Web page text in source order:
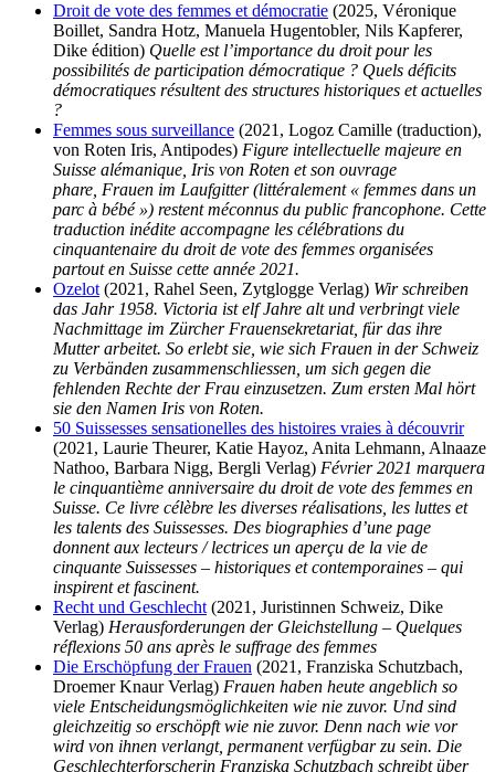
Droit de vote des femmes et démocratie (2025, Véronique
Boillet, Sandra Hotz, Manuela Hugentobler, Nils Kapferer,
Dike édition) Quelle est l’importance du droit pour les
possibilités de participation démocratique ? Quels déficits
démocratiques résultent des structures historiques et actuelles
?
Femmes sous surveillance (2021, Logoz Camille (traduction),
von Roten Iris, Antipodes) Figure intellectuelle majeure en
Suisse alémanique, Iris von Roten et son ouvrage
phare, Frauen im Laufgitter (littéralement « femmes dans un
parc à bébé ») restent méconnus du public francophone. Cette
traduction inédite accompagne les célébrations du
cinquantenaire du droit de vote des femmes organisées
partout en Suisse cette année 2021.
Ozelot (2021, Rahel Seen, Zytglogge Verlag) Wir schreiben
das Jahr 1958. Victoria ist elf Jahre alt und verbringt viele
Nachmittage im Zürcher Frauensekretariat, für das ihre
Mutter arbeitet. So erlebt sie, wie sich Frauen in der Schweiz
zu Verbänden zusammenschliessen, um sich gegen die
fehlenden Rechte der Frau einzusetzen. Zum ersten Mal hört
sie den Namen Iris von Roten.
50 Suissesses sensationelles des histoires vraies à découvrir
(2021, Laurie Theurer, Katie Hayoz, Anita Lehmann, Alnaaze
Nathoo, Barbara Nigg, Bergli Verlag) Février 2021 marquera
le cinquantième anniversaire du droit de vote des femmes en
Suisse. Ce livre célèbre les diverses réalisations, les luttes et
les talents des Suissesses. Des biographies d’une page
donnent aux lecteurs / lectrices un aperçu de la vie de
cinquante Suissesses – historiques et contemporaines – qui
inspirent et fascinent.
Recht und Geschlecht (2021, Juristinnen Schweiz, Dike
Verlag) Herausforderungen der Gleichstellung – Quelques
réflexions 50 ans après le suffrage des femmes
Die Erschöpfung der Frauen (2021, Franziska Schutzbach,
Droemer Knaur Verlag) Frauen haben heute angeblich so
viele Entscheidungsmöglichkeiten wie nie zuvor. Und sind
gleichzeitig so erschöpft wie nie zuvor. Denn nach wie vor
wird von ihnen verlangt, permanent verfügbar zu sein. Die
Geschlechterforscherin Franziska Schutzbach schreibt über